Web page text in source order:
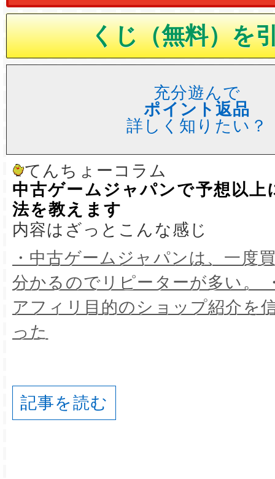
充分遊んで
ポイント返品
詳しく知りたい？
てんちょーコラム
中古ゲームジャパンで予想以上
法を教えます
内容はざっとこんな感じ
・中古ゲームジャパンは、一度
分かるのでリピーターが多い。
アフィリ目的のショップ紹介を
った
記事を読む